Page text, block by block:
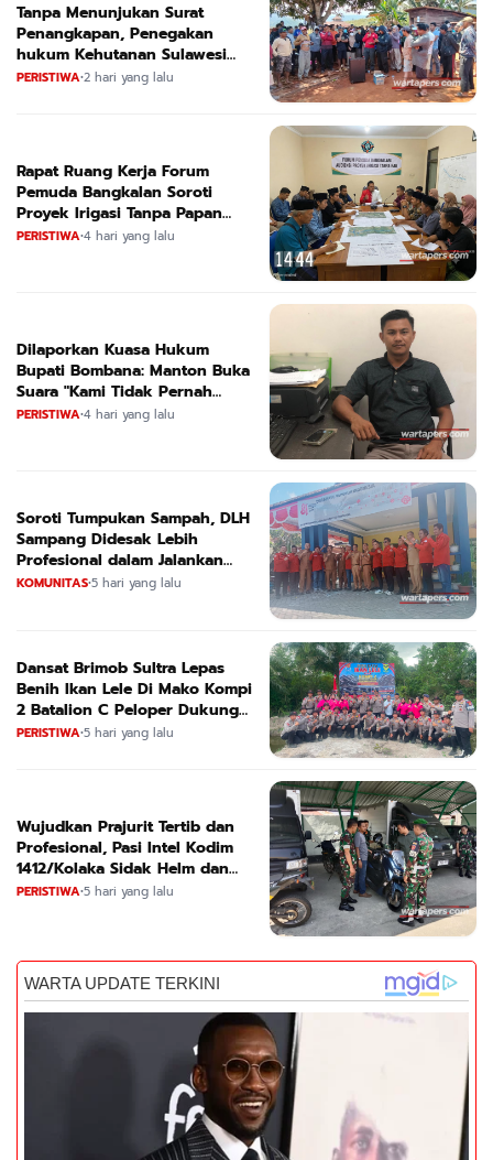
Tanpa Menunjukan Surat
Penangkapan, Penegakan
hukum Kehutanan Sulawesi
Selatan Culik Petani Ladah Di
PERISTIWA•2 hari yang lalu
Rapat Ruang Kerja Forum
Pemuda Bangkalan Soroti
Proyek Irigasi Tanpa Papan
Nama
PERISTIWA•4 hari yang lalu
Dilaporkan Kuasa Hukum
Bupati Bombana: Manton Buka
Suara "Kami Tidak Pernah
Menutup Ruang Hak Jawab"
PERISTIWA•4 hari yang lalu
Soroti Tumpukan Sampah, DLH
Sampang Didesak Lebih
Profesional dalam Jalankan
Tugas
KOMUNITAS•5 hari yang lalu
Dansat Brimob Sultra Lepas
Benih Ikan Lele Di Mako Kompi
2 Batalion C Peloper Dukung
ketahanan Pangan Nasional
PERISTIWA•5 hari yang lalu
Wujudkan Prajurit Tertib dan
Profesional, Pasi Intel Kodim
1412/Kolaka Sidak Helm dan
Kendaraan
PERISTIWA•5 hari yang lalu